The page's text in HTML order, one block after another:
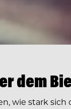
dem
wie stark